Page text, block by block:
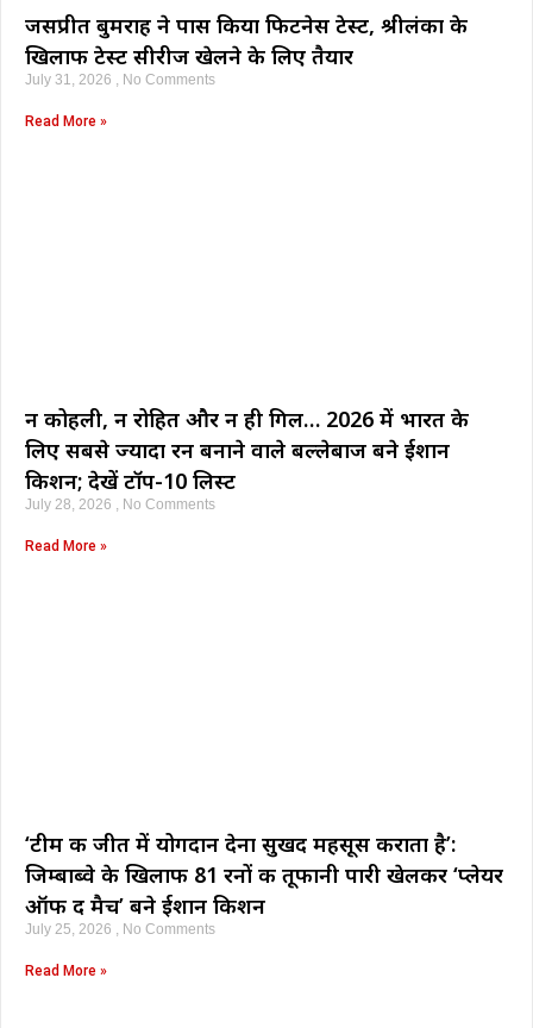
जसप्रीत बुमराह ने पास किया फिटनेस टेस्ट, श्रीलंका के
खिलाफ टेस्ट सीरीज खेलने के लिए तैयार
July 31, 2026 No Comments
Read More »
न कोहली, न रोहित और न ही गिल… 2026 में भारत के
लिए सबसे ज्यादा रन बनाने वाले बल्लेबाज बने ईशान
किशन; देखें टॉप-10 लिस्ट
July 28, 2026 No Comments
Read More »
‘टीम की जीत में योगदान देना सुखद महसूस कराता है’:
जिम्बाब्वे के खिलाफ 81 रनों की तूफानी पारी खेलकर ‘प्लेयर
ऑफ द मैच’ बने ईशान किशन
July 25, 2026 No Comments
Read More »